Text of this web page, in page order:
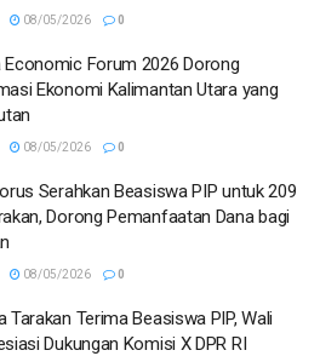
08/05/2026 0
Economic Forum 2026 Dorong
Ekonomi Kalimantan Utara yang
08/05/2026 0
Serahkan Beasiswa PIP untuk 209
Dorong Pemanfaatan Dana bagi
08/05/2026 0
Tarakan Terima Beasiswa PIP, Wali
Dukungan Komisi X DPR RI